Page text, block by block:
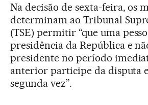
Na decisão de sexta-feira, os
determinam ao Tribunal
(TSE) permitir “que uma
presidência da República e
presidente no período
anterior participe da disputa
segunda vez”.